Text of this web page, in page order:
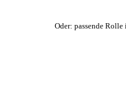
Oder: passende